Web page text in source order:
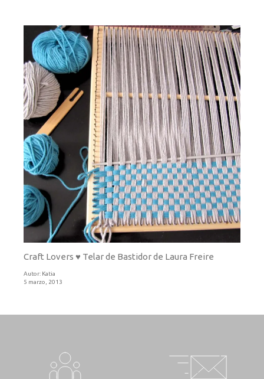
Craft Lovers ♥ Telar de Bastidor de Laura Freire
Autor: Katia
5 marzo, 2013